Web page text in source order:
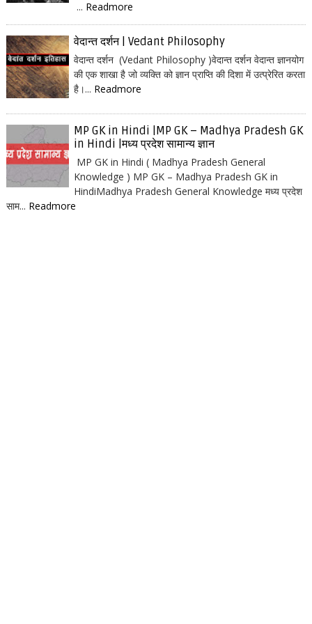
... Readmore
वेदान्त दर्शन | Vedant Philosophy
वेदान्त दर्शन (Vedant Philosophy )वेदान्त दर्शन वेदान्त ज्ञानयोग
की एक शाखा है जो व्यक्ति को ज्ञान प्राप्ति की दिशा में उत्प्रेरित करता
है।... Readmore
MP GK in Hindi |MP GK – Madhya Pradesh GK
in Hindi |मध्य प्रदेश सामान्य ज्ञान
MP GK in Hindi ( Madhya Pradesh General
Knowledge ) MP GK – Madhya Pradesh GK in
HindiMadhya Pradesh General Knowledge मध्य प्रदेश
साम... Readmore